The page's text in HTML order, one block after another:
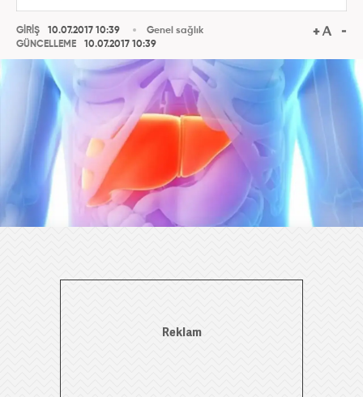
GİRİŞ
10.07.2017 10:39
GÜNCELLEME
10.07.2017 10:39
Genel sağlık